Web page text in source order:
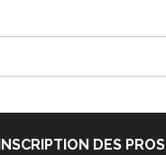
DES PROS